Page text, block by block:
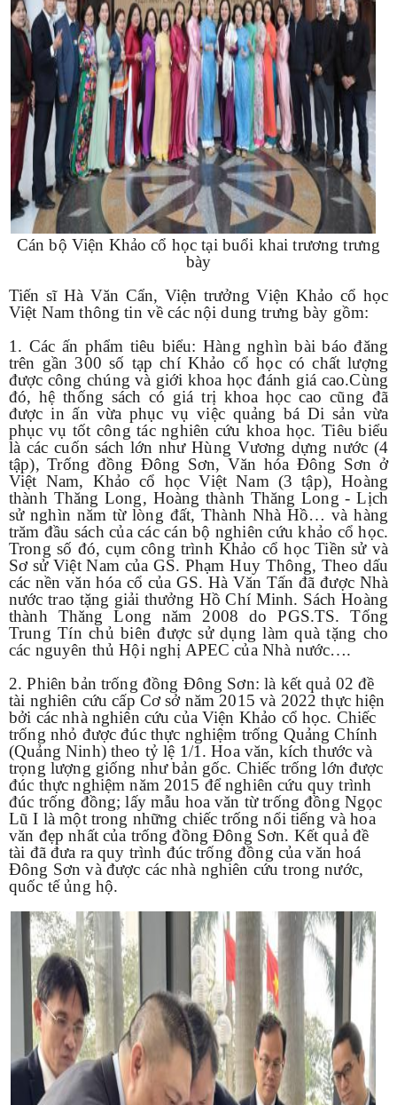
Cán bộ Viện Khảo cổ học tại buổi khai trương trưng
bày
Tiến sĩ Hà Văn Cẩn, Viện trưởng Viện Khảo cổ học
Việt Nam thông tin về các nội dung trưng bày gồm:
1. Các ấn phẩm tiêu biểu: Hàng nghìn bài báo đăng
trên gần 300 số tạp chí Khảo cổ học có chất lượng
được công chúng và giới khoa học đánh giá cao.Cùng
đó, hệ thống sách có giá trị khoa học cao cũng đã
được in ấn vừa phục vụ việc quảng bá Di sản vừa
phục vụ tốt công tác nghiên cứu khoa học. Tiêu biểu
là các cuốn sách lớn như Hùng Vương dựng nước (4
tập), Trống đồng Đông Sơn, Văn hóa Đông Sơn ở
Việt Nam, Khảo cổ học Việt Nam (3 tập), Hoàng
thành Thăng Long, Hoàng thành Thăng Long - Lịch
sử nghìn năm từ lòng đất, Thành Nhà Hồ… và hàng
trăm đầu sách của các cán bộ nghiên cứu khảo cổ học.
Trong số đó, cụm công trình Khảo cổ học Tiền sử và
Sơ sử Việt Nam của GS. Phạm Huy Thông, Theo dấu
các nền văn hóa cổ của GS. Hà Văn Tấn đã được Nhà
nước trao tặng giải thưởng Hồ Chí Minh. Sách Hoàng
thành Thăng Long năm 2008 do PGS.TS. Tống
Trung Tín chủ biên được sử dụng làm quà tặng cho
các nguyên thủ Hội nghị APEC của Nhà nước….
2. Phiên bản trống đồng Đông Sơn: là kết quả 02 đề
tài nghiên cứu cấp Cơ sở năm 2015 và 2022 thực hiện
bởi các nhà nghiên cứu của Viện Khảo cổ học. Chiếc
trống nhỏ được đúc thực nghiệm trống Quảng Chính
(Quảng Ninh) theo tỷ lệ 1/1. Hoa văn, kích thước và
trọng lượng giống như bản gốc. Chiếc trống lớn được
đúc thực nghiệm năm 2015 để nghiên cứu quy trình
đúc trống đồng; lấy mẫu hoa văn từ trống đồng Ngọc
Lũ I là một trong những chiếc trống nổi tiếng và hoa
văn đẹp nhất của trống đồng Đông Sơn. Kết quả đề
tài đã đưa ra quy trình đúc trống đồng của văn hoá
Đông Sơn và được các nhà nghiên cứu trong nước,
quốc tế ủng hộ.